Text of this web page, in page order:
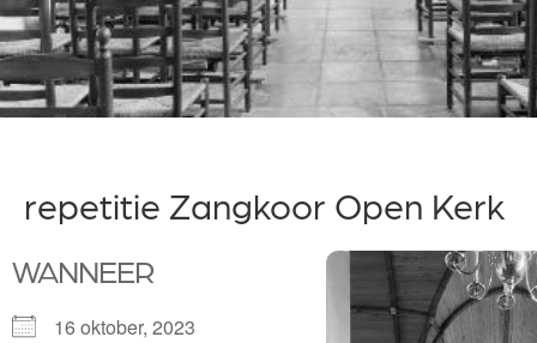
repetitie Zangkoor Open Kerk
WANNEER
16 oktober, 2023